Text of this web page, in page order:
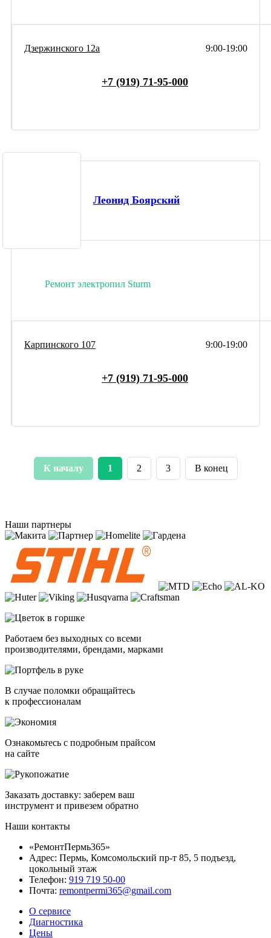
9:00-19:00
Дзержинского 12а
+7 (919) 71-95-000
Леонид Боярский
Ремонт электропил Sturm
9:00-19:00
Карпинского 107
+7 (919) 71-95-000
К началу 1 2 3 В конец
Наши партнеры
Работаем без выходных со всеми
производителями, брендами, марками
В случае поломки обращайтесь
к профессионалам
Ознакомьтесь с подробным прайсом
на сайте
Заказать доставку: заберем ваш
инструмент и привезем обратно
Наши контакты
«РемонтПермь365»
Адрес: Пермь, Комсомольский пр-т 85, 5 подъезд,
цокольный этаж
Телефон: 919 719 50-00
Почта: remontpermi365@gmail.com
О сервисе
Диагностика
Цены